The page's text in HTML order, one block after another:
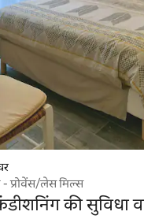
प्रोवेंस/लेस मिल्स
की सुविधा